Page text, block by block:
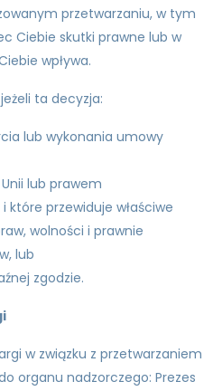
przetwarzaniu, w tym
Ciebie skutki prawne lub w
wpływa.
ta decyzja:
lub wykonania umowy
lub prawem
które przewiduje właściwe
wolności i prawnie
lub
zgodzie.
w związku z przetwarzaniem
organu nadzorczego: Prezes